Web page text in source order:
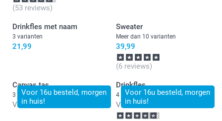
(53 reviews)
Drinkfles met naam
3 varianten
21,99
Sweater
Meer dan 10 varianten
39,99
(6 reviews)
Voor 16u besteld, morgen
in huis!
Canvas tas
3 varianten
Vanaf 15,99
Voor 16u besteld, morgen
in huis!
Drinkfles
4 varianten
Vanaf 26,99